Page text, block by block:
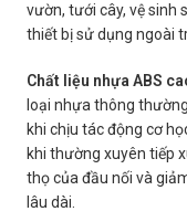
vườn, tưới cây, vệ sinh
thiết bị sử dụng ngoài
Chất liệu nhựa ABS
loại nhựa thông
khi chịu tác động cơ
khi thường xuyên tiếp
thọ của đầu nối và
lâu dài.